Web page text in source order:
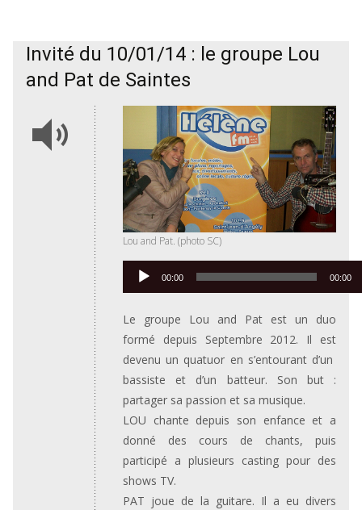
Invité du 10/01/14 : le groupe Lou
and Pat de Saintes
Lou and Pat. (photo SC)
Lecteur
audio
00:00 00:00
Le groupe Lou and Pat est un duo
formé depuis Septembre 2012. Il est
devenu un quatuor en s’entourant d’un
bassiste et d’un batteur. Son but :
partager sa passion et sa musique.
LOU chante depuis son enfance et a
donné des cours de chants, puis
participé a plusieurs casting pour des
shows TV.
PAT joue de la guitare. Il a eu divers